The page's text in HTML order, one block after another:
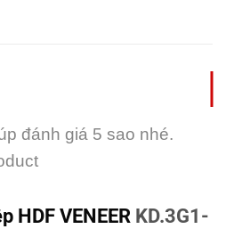
đánh giá 5 sao nhé.
HDF VENEER KD.3G1-